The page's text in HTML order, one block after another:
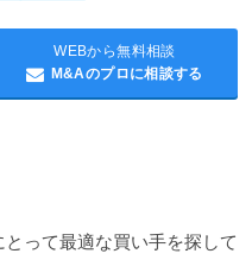
WEBから無料相談
M&Aのプロに相談する
って最適な買い手を探して